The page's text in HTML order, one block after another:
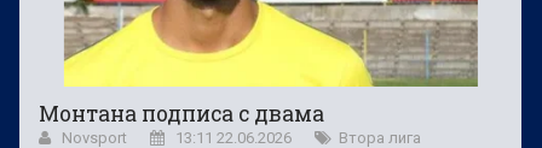
Монтана подписа с двама
Novsport 13:11 22.06.2026 Втора лига